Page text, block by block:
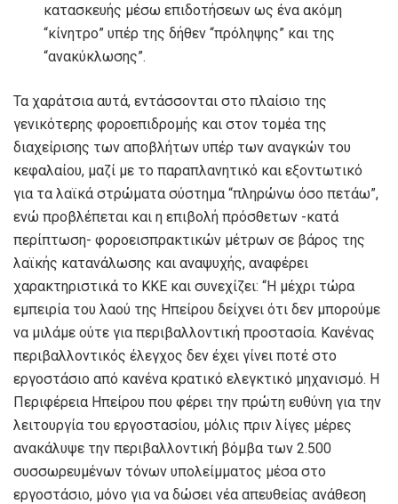
κατασκευής μέσω επιδοτήσεων ως ένα ακόμη
“κίνητρο” υπέρ της δήθεν “πρόληψης” και της
“ανακύκλωσης”.
Τα χαράτσια αυτά, εντάσσονται στο πλαίσιο της
γενικότερης φοροεπιδρομής και στον τομέα της
διαχείρισης των αποβλήτων υπέρ των αναγκών του
κεφαλαίου, μαζί με το παραπλανητικό και εξοντωτικό
για τα λαϊκά στρώματα σύστημα “πληρώνω όσο πετάω”,
ενώ προβλέπεται και η επιβολή πρόσθετων -κατά
περίπτωση- φοροεισπρακτικών μέτρων σε βάρος της
λαϊκής κατανάλωσης και αναψυχής, αναφέρει
χαρακτηριστικά το ΚΚΕ και συνεχίζει: “Η μέχρι τώρα
εμπειρία του λαού της Ηπείρου δείχνει ότι δεν μπορούμε
να μιλάμε ούτε για περιβαλλοντική προστασία. Κανένας
περιβαλλοντικός έλεγχος δεν έχει γίνει ποτέ στο
εργοστάσιο από κανένα κρατικό ελεγκτικό μηχανισμό. Η
Περιφέρεια Ηπείρου που φέρει την πρώτη ευθύνη για την
λειτουργία του εργοστασίου, μόλις πριν λίγες μέρες
ανακάλυψε την περιβαλλοντική βόμβα των 2.500
συσσωρευμένων τόνων υπολείμματος μέσα στο
εργοστάσιο, μόνο για να δώσει νέα απευθείας ανάθεση